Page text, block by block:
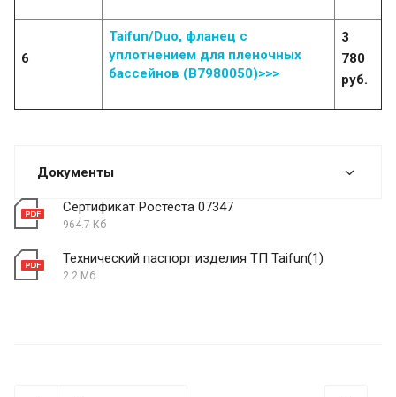
6
Taifun/Duo, фланец с
уплотнением для пленочных
бассейнов (B7980050)>>>
3
780
руб.
Документы
Сертификат Ростеста 07347
964.7 Кб
Технический паспорт изделия ТП Taifun(1)
2.2 Мб